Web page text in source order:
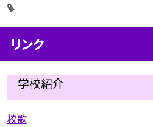
リンク
学校紹介
校歌